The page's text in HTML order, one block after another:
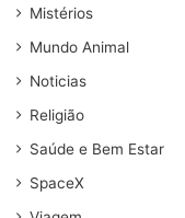
Mistérios
Mundo Animal
Noticias
Religião
Saúde e Bem Estar
SpaceX